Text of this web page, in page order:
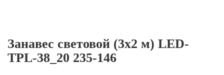
Занавес световой (3x2 м) LED-
TPL-38_20 235-146